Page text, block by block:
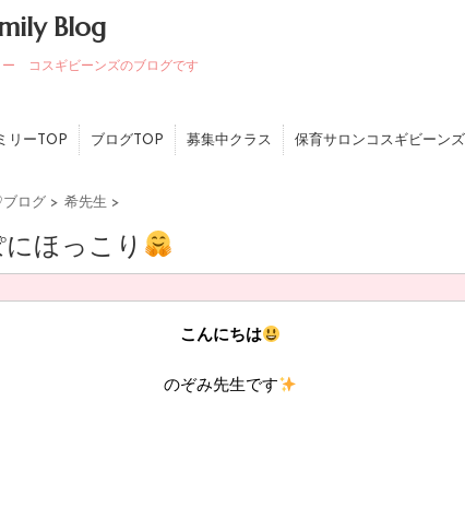
Blog
ー コスギビーンズのブログです
リーTOP ブログTOP 募集中クラス 保育サロンコスギビーンズ
ログ > 希先生 >
ほっこり
こんにちは
のぞみ先生です